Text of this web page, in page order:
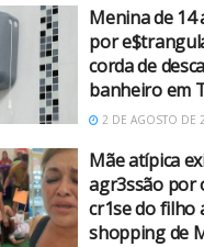
Menina de 14
por
corda de
banheiro em
2 DE AGOSTO DE
Mãe atípica
agr3ssão por
cr1se do filho
shopping de